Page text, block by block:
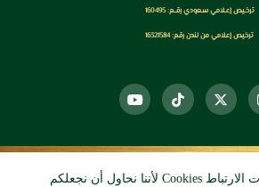
نحن نستخدم ملفات الارتباط Cookies لأننا نحاول أن نجعلكم
ترخـيص إعـلامي سـعودي رقــم: 160495
ترخيص إعلامي من لندن رقم: 16321584